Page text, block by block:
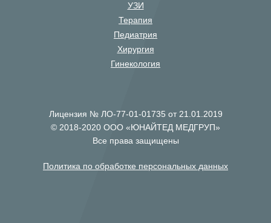
УЗИ
Терапия
Педиатрия
Хирургия
Гинекология
Лицензия № ЛО-77-01-01735 от 21.01.2019
© 2018-2020 ООО «ЮНАЙТЕД МЕДГРУП»
Все права защищены
Политика по обработке персональных данных